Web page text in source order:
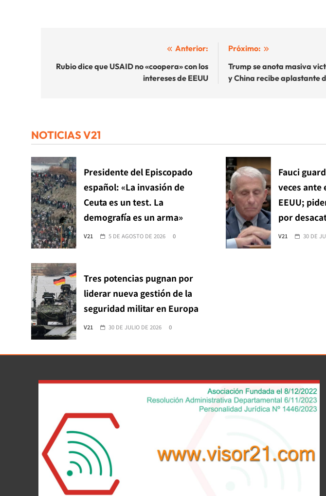
de
Anterior:
Rubio dice que USAID no «coopera» con los
intereses de EEUU
Próximo:
Trump se anota masiva
y China recibe aplastante
NOTICIAS V21
Presidente del Episcopado
español: «La invasión de
Ceuta es un test. La
demografía es un arma»
V21 5 DE AGOSTO DE 2026 0
Fauci
veces ante
EEUU;
por
V21 30 DE
Tres potencias pugnan por
liderar nueva gestión de la
seguridad militar en Europa
V21 30 DE JULIO DE 2026 0